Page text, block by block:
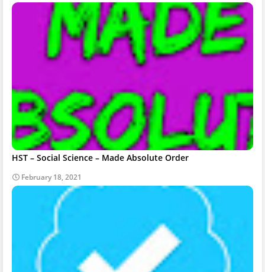
HST – Social Science – Made Absolute Order
February 18, 2021